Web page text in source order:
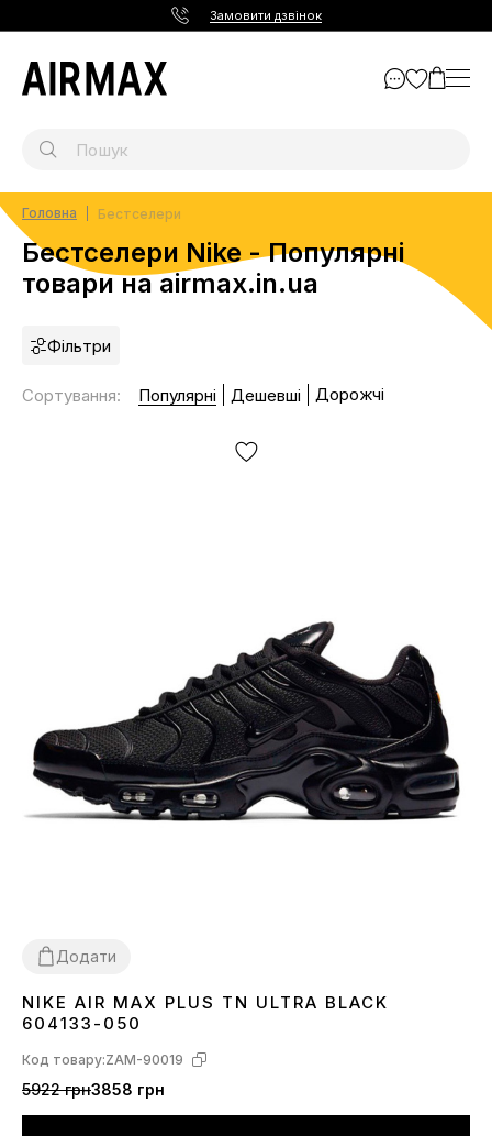
Замовити дзвінок
Головна Бестселери
Бестселери Nike - Популярні
товари на airmax.in.ua
Фільтри
Сортування: Популярні Дешевші Дорожчі
Додати
3637 38 39 404142 434445
NIKE AIR MAX PLUS TN ULTRA BLACK
604133-050
Код товару:ZAM-90019
5922 грн3858 грн